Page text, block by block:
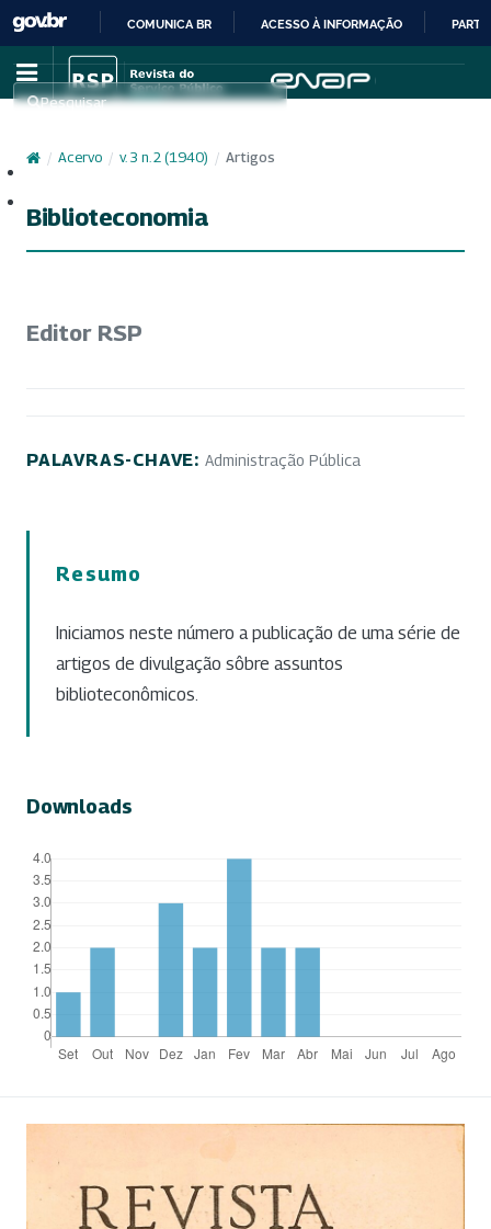
IR
PARA
CONTEÚDO
COMUNICA BR ACESSO À INFORMAÇÃO
Pesquisar
/ Acervo / v. 3 n. 2 (1940) / Artigos
Biblioteconomia
Editor RSP
PALAVRAS-CHAVE: Administração Pública
Resumo
Iniciamos neste número a publicação de uma série de
artigos de divulgação sôbre assuntos
biblioteconômicos.
Downloads